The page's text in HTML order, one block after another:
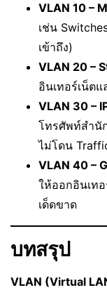
VLAN 10 –
เช่น
เข้าถึง)
VLAN 20 –
อินเทอร์เน็ตแ
VLAN 30 –
โทรศัพท์สำนั
ไม่โดน
VLAN 40 –
ให้ออกอินเท
เด็ดขาด
บทสรุป
VLAN (Virtual